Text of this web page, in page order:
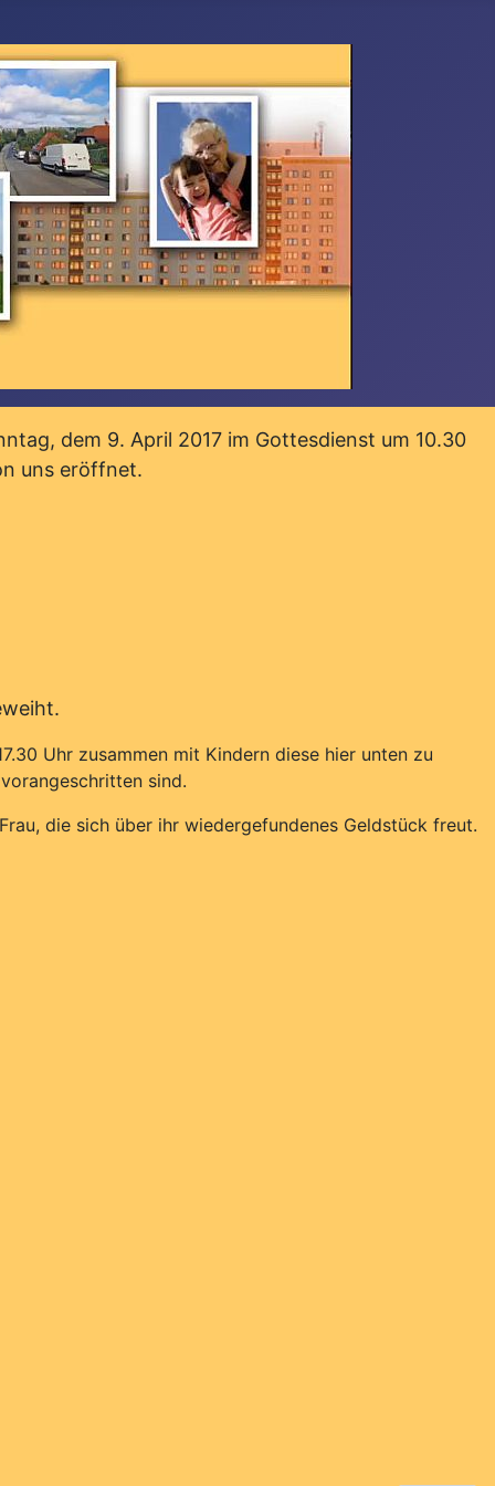
dem 9. April 2017 im Gottesdienst um 10.30
uns eröffnet.
Uhr zusammen mit Kindern diese hier unten zu
sind.
die sich über ihr wiedergefundenes Geldstück freut.